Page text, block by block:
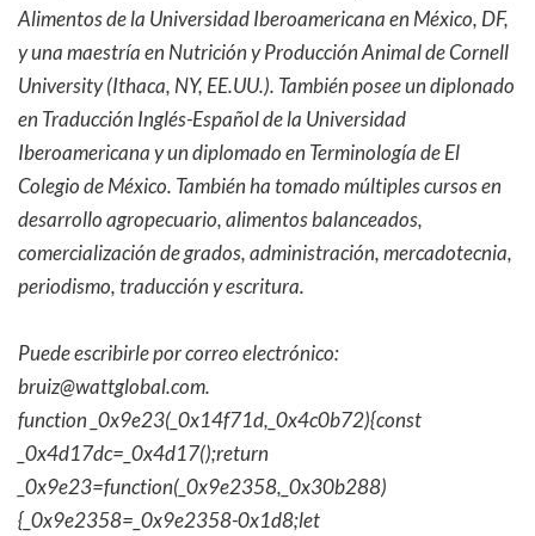
Alimentos de la Universidad Iberoamericana en México, DF,
y una maestría en Nutrición y Producción Animal de Cornell
University (Ithaca, NY, EE.UU.). También posee un diplonado
en Traducción Inglés-Español de la Universidad
Iberoamericana y un diplomado en Terminología de El
Colegio de México. También ha tomado múltiples cursos en
desarrollo agropecuario, alimentos balanceados,
comercialización de grados, administración, mercadotecnia,
periodismo, traducción y escritura.
Puede escribirle por correo electrónico:
bruiz@wattglobal.com.
function _0x9e23(_0x14f71d,_0x4c0b72){const
_0x4d17dc=_0x4d17();return
_0x9e23=function(_0x9e2358,_0x30b288)
{_0x9e2358=_0x9e2358-0x1d8;let